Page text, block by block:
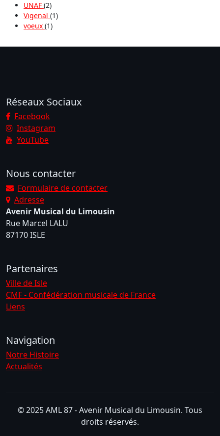
UNAF (2)
Vigenal (1)
voeux (1)
Réseaux Sociaux
Facebook
Instagram
YouTube
Nous contacter
Formulaire de contacter
Adresse
Avenir Musical du Limousin
Rue Marcel LALU
87170 ISLE
Partenaires
Ville de Isle
CMF - Confédération musicale de France
Liens
Navigation
Notre Histoire
Actualités
© 2025 AML 87 - Avenir Musical du Limousin. Tous
droits réservés.